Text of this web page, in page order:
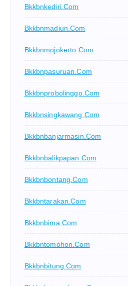
Bkkbnkediri.com
Bkkbnmadiun.com
Bkkbnmojokerto.com
Bkkbnpasuruan.com
Bkkbnprobolinggo.com
Bkkbnsingkawang.com
Bkkbnbanjarmasin.com
Bkkbnbalikpapan.com
Bkkbnbontang.com
Bkkbntarakan.com
Bkkbnbima.com
Bkkbntomohon.com
Bkkbnbitung.com